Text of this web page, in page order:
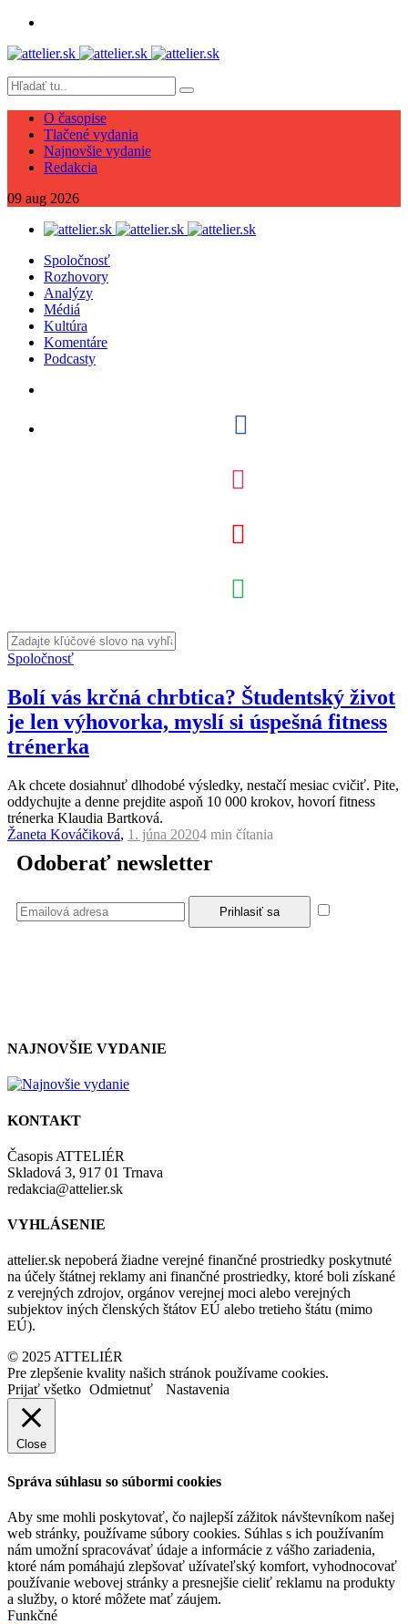
O časopise
Tlačené vydania
Najnovšie vydanie
Redakcia
09 aug 2026
Spoločnosť
Rozhovory
Analýzy
Médiá
Kultúra
Komentáre
Podcasty
Spoločnosť
Bolí vás krčná chrbtica? Študentský život
je len výhovorka, myslí si úspešná fitness
trénerka
Ak chcete dosiahnuť dlhodobé výsledky, nestačí mesiac cvičiť. Pite,
oddychujte a denne prejdite aspoň 10 000 krokov, hovorí fitness
trénerka Klaudia Bartková.
Žaneta Kováčiková, 1. júna 20204 min čítania
Odoberať newsletter
NAJNOVŠIE VYDANIE
KONTAKT
Časopis ATTELIÉR
Skladová 3, 917 01 Trnava
redakcia@attelier.sk
VYHLÁSENIE
attelier.sk nepoberá žiadne verejné finančné prostriedky poskytnuté
na účely štátnej reklamy ani finančné prostriedky, ktoré boli získané
z verejných zdrojov, orgánov verejnej moci alebo verejných
subjektov iných členských štátov EÚ alebo tretieho štátu (mimo
EÚ).
© 2025 ATTELIÉR
Pre zlepšenie kvality našich stránok používame cookies.
Prijať všetko Odmietnuť Nastavenia
Close
Správa súhlasu so súbormi cookies
Aby sme mohli poskytovať, čo najlepší zážitok návštevníkom našej
web stránky, používame súbory cookies. Súhlas s ich používaním
nám umožní spracovávať údaje a informácie z vášho zariadenia,
ktoré nám pomáhajú zlepšovať užívateľský komfort, vyhodnocovať
používanie webovej stránky a presnejšie cieliť reklamu na produkty
a služby, o ktoré môžete mať záujem.
Funkčné